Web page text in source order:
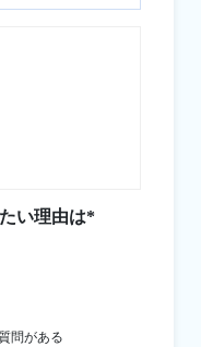
い理由は*
問がある